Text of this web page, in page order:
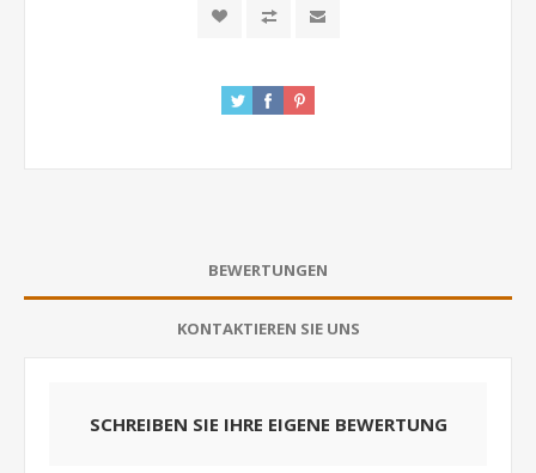
BEWERTUNGEN
KONTAKTIEREN SIE UNS
SCHREIBEN SIE IHRE EIGENE BEWERTUNG